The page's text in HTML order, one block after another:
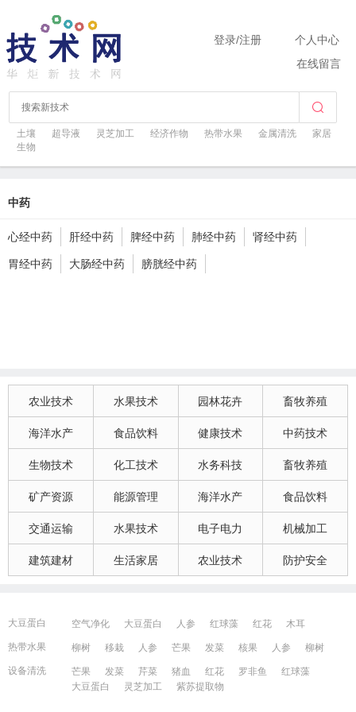
土壤 超导液 灵芝加工 经济作物 热带水果 金属清洗
家居
生物
登录/注册
个人中心
在线留言
中药
心经中药 肝经中药 脾经中药 肺经中药 肾经中药
胃经中药 大肠经中药 膀胱经中药
农业技术 水果技术 园林花卉 畜牧养殖
海洋水产 食品饮料 健康技术 中药技术
生物技术 化工技术 水务科技 畜牧养殖
矿产资源 能源管理 海洋水产 食品饮料
交通运输 水果技术 电子电力 机械加工
建筑建材 生活家居 农业技术 防护安全
大豆蛋白 空气净化 大豆蛋白 人参 红球藻 红花
木耳
红花
芒果 红球藻 芹菜 养鸭 芒果 芹菜
热带水果 柳树 移栽 人参 芒果 发菜 核果 人参
柳树
大豆蛋白
人参 发菜 猪血 红花 柳树
发菜
宁波百姓网
镇江百姓网 湖州百姓网
设备清洗 芒果 发菜 芹菜 猪血 红花 罗非鱼
红球藻
大豆蛋白
灵芝加工 紫苏提取物